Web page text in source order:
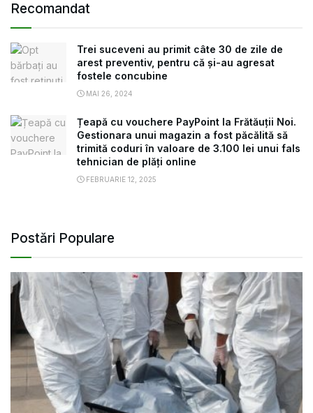
Recomandat
Trei suceveni au primit câte 30 de zile de
arest preventiv, pentru că și-au agresat
fostele concubine
MAI 26, 2024
Țeapă cu vouchere PayPoint la Frătăuții Noi.
Gestionara unui magazin a fost păcălită să
trimită coduri în valoare de 3.100 lei unui fals
tehnician de plăți online
FEBRUARIE 12, 2025
Postări Populare